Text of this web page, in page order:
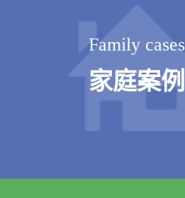
Family cases
家庭案例